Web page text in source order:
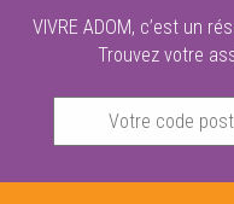
VIVRE ADOM, c’est un
Trouvez votre